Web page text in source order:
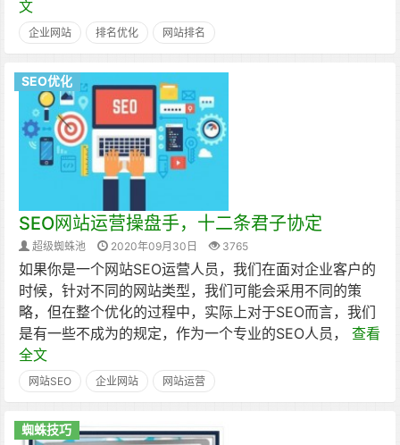
文
企业网站 排名优化 网站排名
SEO优化
SEO网站运营操盘手，十二条君子协定
超级蜘蛛池 2020年09月30日 3765
如果你是一个网站SEO运营人员，我们在面对企业客户的
时候，针对不同的网站类型，我们可能会采用不同的策
略，但在整个优化的过程中，实际上对于SEO而言，我们
是有一些不成为的规定，作为一个专业的SEO人员， 查看
全文
网站SEO 企业网站 网站运营
蜘蛛技巧